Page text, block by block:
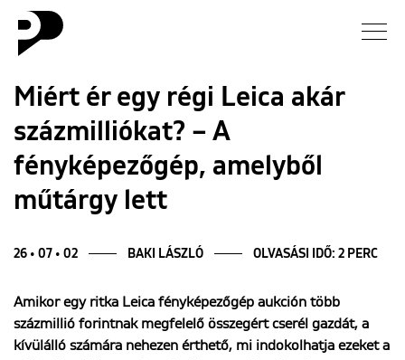
Hírek
Galéria
Rólunk
Miért ér egy régi Leica akár
százmilliókat? – A
fényképezőgép, amelyből
műtárgy lett
26 • 07 • 02 BAKI LÁSZLÓ OLVASÁSI IDŐ: 2 PERC
Amikor egy ritka Leica fényképezőgép aukción több
százmillió forintnak megfelelő összegért cserél gazdát, a
kívülálló számára nehezen érthető, mi indokolhatja ezeket a